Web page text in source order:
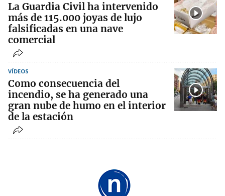
La Guardia Civil ha intervenido
más de 115.000 joyas de lujo
falsificadas en una nave
comercial
VÍDEOS
Como consecuencia del
incendio, se ha generado una
gran nube de humo en el interior
de la estación